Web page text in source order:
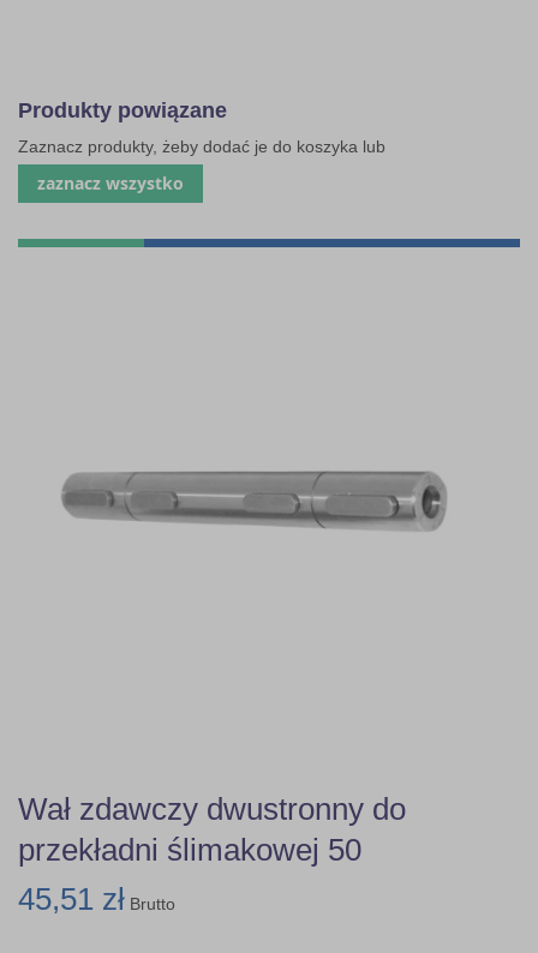
Produkty powiązane
Zaznacz produkty, żeby dodać je do koszyka lub
zaznacz wszystko
Wał zdawczy dwustronny do
przekładni ślimakowej 50
45,51 zł Brutto